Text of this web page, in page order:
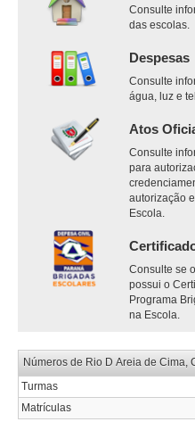
Consulte
das escolas.
Despesas
Consulte
água, luz e
Atos
Consulte
para
autorização
Escola.
Consulte se
possui o
Programa
na Escola.
Números de Rio D Areia de Cima,
Turmas
Matrículas